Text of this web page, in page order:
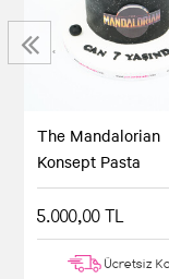
The Mandalorian
Konsept Pasta
5.000,00 TL
Ücretsiz
‹